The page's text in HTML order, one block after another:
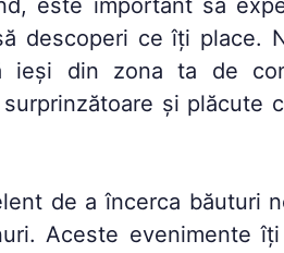
este important să
descoperi ce îți place.
ieși din zona ta de
și plăcute
de a încerca băuturi
Aceste evenimente